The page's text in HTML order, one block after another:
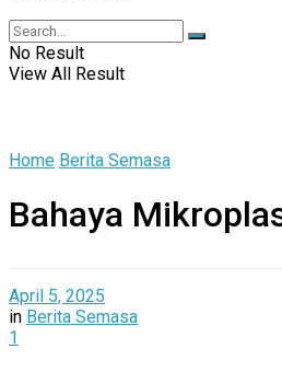
No Result
View All Result
Home Berita Semasa
Bahaya
April 5, 2025
in Berita Semasa
1